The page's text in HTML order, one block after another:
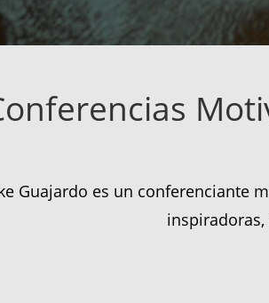
Guajardo es un conferenciante